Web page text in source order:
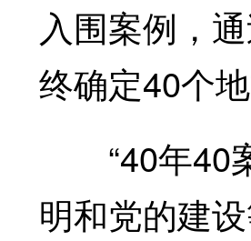
入围案例，
终确定40个
“40年40案
明和党的建